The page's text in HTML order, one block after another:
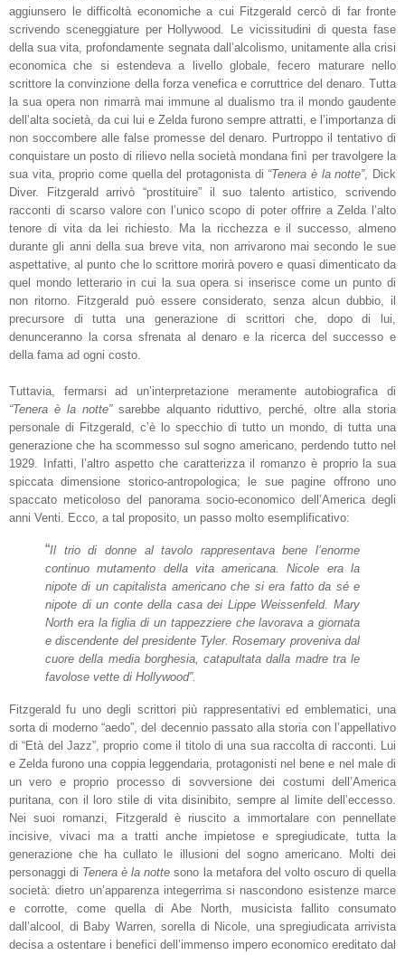
aggiunsero le difficoltà economiche a cui Fitzgerald cercò di far fronte
scrivendo sceneggiature per Hollywood. Le vicissitudini di questa fase
della sua vita, profondamente segnata dall’alcolismo, unitamente alla crisi
economica che si estendeva a livello globale, fecero maturare nello
scrittore la convinzione della forza venefica e corruttrice del denaro. Tutta
la sua opera non rimarrà mai immune al dualismo tra il mondo gaudente
dell’alta società, da cui lui e Zelda furono sempre attratti, e l’importanza di
non soccombere alle false promesse del denaro. Purtroppo il tentativo di
conquistare un posto di rilievo nella società mondana finì per travolgere la
sua vita, proprio come quella del protagonista di “Tenera è la notte”, Dick
Diver. Fitzgerald arrivò “prostituire” il suo talento artistico, scrivendo
racconti di scarso valore con l’unico scopo di poter offrire a Zelda l’alto
tenore di vita da lei richiesto. Ma la ricchezza e il successo, almeno
durante gli anni della sua breve vita, non arrivarono mai secondo le sue
aspettative, al punto che lo scrittore morirà povero e quasi dimenticato da
quel mondo letterario in cui la sua opera si inserisce come un punto di
non ritorno. Fitzgerald può essere considerato, senza alcun dubbio, il
precursore di tutta una generazione di scrittori che, dopo di lui,
denunceranno la corsa sfrenata al denaro e la ricerca del successo e
della fama ad ogni costo.
Tuttavia, fermarsi ad un’interpretazione meramente autobiografica di
“Tenera è la notte”sarebbe alquanto riduttivo, perché, oltre alla storia
personale di Fitzgerald, c’è lo specchio di tutto un mondo, di tutta una
generazione che ha scommesso sul sogno americano, perdendo tutto nel
1929. Infatti, l’altro aspetto che caratterizza il romanzo è proprio la sua
spiccata dimensione storico-antropologica; le sue pagine offrono uno
spaccato meticoloso del panorama socio-economico dell’America degli
anni Venti. Ecco, a tal proposito, un passo molto esemplificativo:
“Il trio di donne al tavolo rappresentava bene l’enorme
continuo mutamento della vita americana. Nicole era la
nipote di un capitalista americano che si era fatto da sé e
nipote di un conte della casa dei Lippe Weissenfeld. Mary
North era la figlia di un tappezziere che lavorava a giornata
e discendente del presidente Tyler. Rosemary proveniva dal
cuore della media borghesia, catapultata dalla madre tra le
favolose vette di Hollywood”.
Fitzgerald fu uno degli scrittori più rappresentativi ed emblematici, una
sorta di moderno “aedo”, del decennio passato alla storia con l’appellativo
di “Età del Jazz”, proprio come il titolo di una sua raccolta di racconti. Lui
e Zelda furono una coppia leggendaria, protagonisti nel bene e nel male di
un vero e proprio processo di sovversione dei costumi dell’America
puritana, con il loro stile di vita disinibito, sempre al limite dell’eccesso.
Nei suoi romanzi, Fitzgerald è riuscito a immortalare con pennellate
incisive, vivaci ma a tratti anche impietose e spregiudicate, tutta la
generazione che ha cullato le illusioni del sogno americano. Molti dei
personaggi di Tenera è la notte sono la metafora del volto oscuro di quella
società: dietro un’apparenza integerrima si nascondono esistenze marce
e corrotte, come quella di Abe North, musicista fallito consumato
dall’alcool, di Baby Warren, sorella di Nicole, una spregiudicata arrivista
decisa a ostentare i benefici dell’immenso impero economico ereditato dal